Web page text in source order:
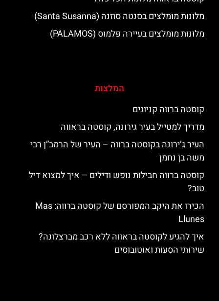
מלונות מומלצים בסנטה סוזנה (Santa Susanna)
מלונות מומלצים בעיירה פלמוס (PALAMOS)
המלצות
קוסטה ברווה קניונים
מדריך למטייל בעיר גירונה, קוסטה בראווה
העיר ג’ירונה בקוסטה ברווה – העיר של הרמב”ן רבי
משה בן נחמן
קוסטה ברווה חבילות נופש ודילים – איך למצוא דיל
טוב?
הכירו את היקב המפורסם של קוסטה ברווה: ‪‪Mas
Llunes‬‬
איך להגיע לקוסטה בראווה ללא רכב מברצלונה?
שירותי הסעות ואוטובוסים